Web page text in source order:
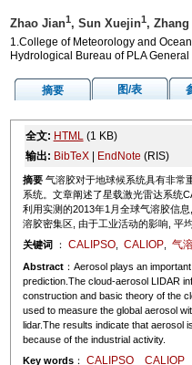
Zhao Jian1, Sun Xuejin1, Zhang
1.College of Meteorology and
Hydrological Bureau of PLA
摘要 图/表
全文: HTML(1 KB)
输出: BibTeX| EndNote (RIS)
摘要气溶胶对于地球候系统具有非常
系统。文章阐述了星载激光雷达系统
利用实测的2013年1月全球气溶胶信
溶胶密集区, 由于工业活动的影响, 平
关键词
： CALIPSO, CALIOP, 气
Abstract：Aerosol plays an
prediction.The cloud-aerosol LIDAR
construction and basic theory of the
used to measure the global aerosol
lidar.The results indicate that aerosol
because of the industrial activity.
Key words： CALIPSO CALIOP